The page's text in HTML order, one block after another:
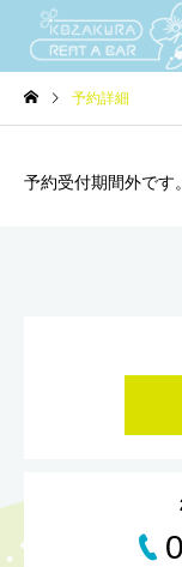
予約詳細
予約受付期間外です。